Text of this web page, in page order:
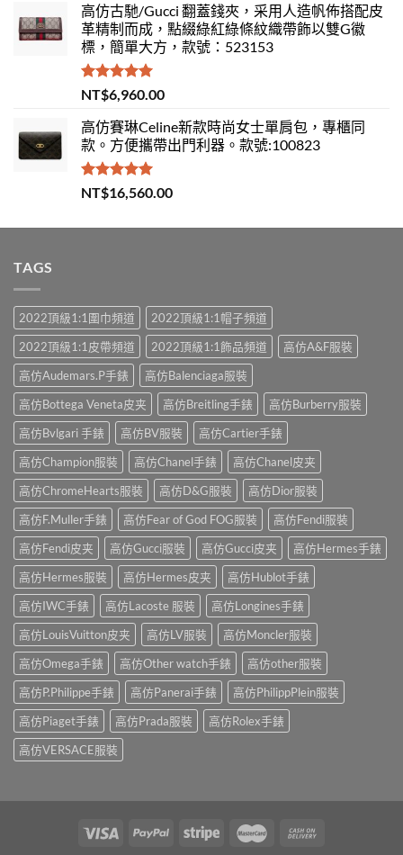
高仿古馳/Gucci 翻蓋錢夾，采用人造帆佈搭配皮
革精制而成，點綴綠紅綠條紋織帶飾以雙G徽
標，簡單大方，款號：523153
評分 5.00
滿分 5
NT$6,960.00
高仿賽琳Celine新款時尚女士單肩包，專櫃同
款。方便攜帶出門利器。款號:100823
評分5.00
滿分 5
NT$16,560.00
TAGS
2022頂級1:1圍巾頻道
2022頂級1:1帽子頻道
2022頂級1:1皮帶頻道
2022頂級1:1飾品頻道
高仿A&F服裝
高仿Audemars.P手錶
高仿Balenciaga服裝
高仿Bottega Veneta皮夹
高仿Breitling手錶
高仿Burberry服裝
高仿Bvlgari 手錶
高仿BV服裝
高仿Cartier手錶
高仿Champion服裝
高仿Chanel手錶
高仿Chanel皮夹
高仿ChromeHearts服裝
高仿D&G服裝
高仿Dior服裝
高仿F.Muller手錶
高仿Fear of God FOG服裝
高仿Fendi服裝
高仿Fendi皮夹
高仿Gucci服裝 高仿Gucci皮夹
高仿Hermes手錶
高仿Hermes服裝
高仿Hermes皮夹
高仿Hublot手錶
高仿IWC手錶
高仿Lacoste 服裝
高仿Longines手錶
高仿LouisVuitton皮夹
高仿LV服裝
高仿Moncler服裝
高仿Omega手錶
高仿Other watch手錶
高仿other服裝
高仿P.Philippe手錶
高仿Panerai手錶
高仿PhilippPlein服裝
高仿Piaget手錶
高仿Prada服裝
高仿Rolex手錶
高仿VERSACE服裝